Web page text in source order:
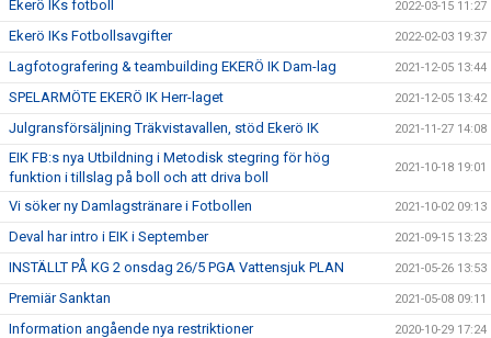
Ekerö IKs fotboll 2022-03-15 11:27
Ekerö IKs Fotbollsavgifter 2022-02-03 19:37
Lagfotografering & teambuilding EKERÖ IK Dam-lag 2021-12-05 13:44
SPELARMÖTE EKERÖ IK Herr-laget 2021-12-05 13:42
Julgransförsäljning Träkvistavallen, stöd Ekerö IK 2021-11-27 14:08
EIK FB:s nya Utbildning i Metodisk stegring för hög
funktion i tillslag på boll och att driva boll
2021-10-18 19:01
Vi söker ny Damlagstränare i Fotbollen 2021-10-02 09:13
Deval har intro i EIK i September 2021-09-15 13:23
INSTÄLLT PÅ KG 2 onsdag 26/5 PGA Vattensjuk PLAN 2021-05-26 13:53
Premiär Sanktan 2021-05-08 09:11
Information angående nya restriktioner 2020-10-29 17:24